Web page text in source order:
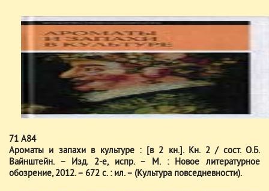
71 А84
Ароматы и запахи в культуре : [в 2 кн.]. Кн. 2 / сост. О.Б.
Вайнштейн. – Изд. 2-е, испр. – М. : Новое литературное
обозрение, 2012. – 672 с. : ил. – (Культура повседневности).